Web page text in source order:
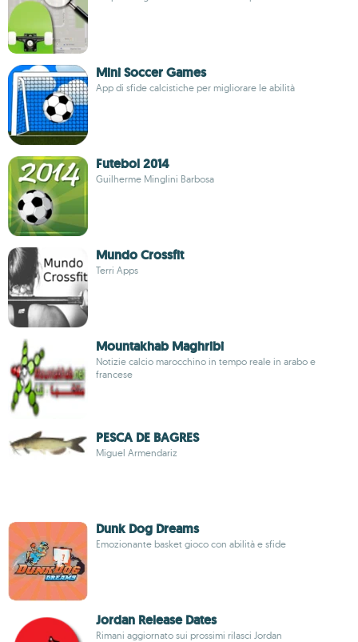
Mini Soccer Games
App di sfide calcistiche per migliorare le abilità
Futebol 2014
Guilherme Minglini Barbosa
Mundo Crossfit
Terri Apps
Mountakhab Maghribi
Notizie calcio marocchino in tempo reale in arabo e
francese
PESCA DE BAGRES
Miguel Armendariz
Dunk Dog Dreams
Emozionante basket gioco con abilità e sfide
Jordan Release Dates
Rimani aggiornato sui prossimi rilasci Jordan